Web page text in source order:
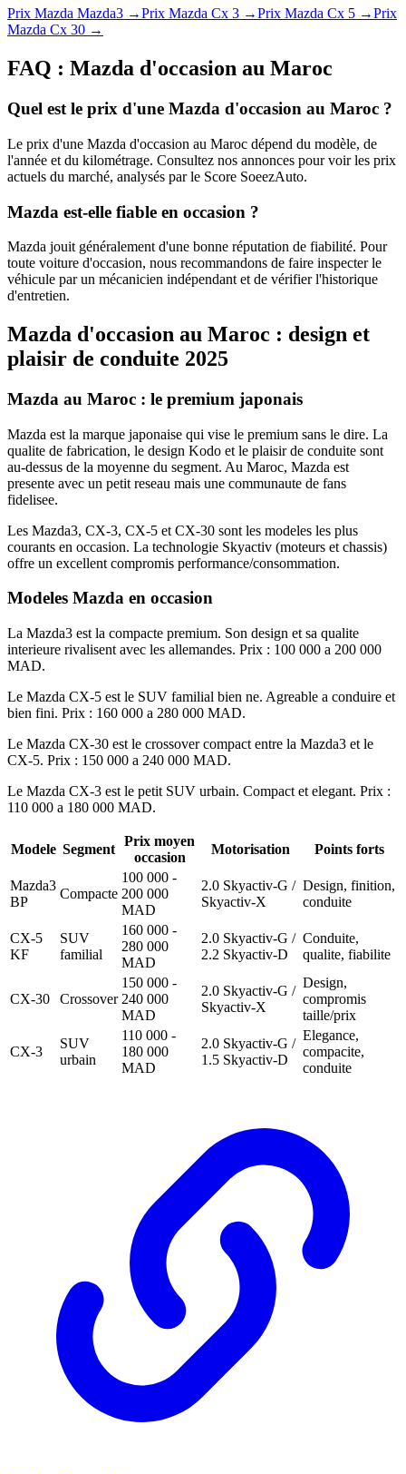
Prix Mazda Mazda3 →Prix Mazda Cx 3 →Prix Mazda Cx 5 →Prix
Mazda Cx 30 →
FAQ : Mazda d'occasion au Maroc
Quel est le prix d'une Mazda d'occasion au Maroc ?
Le prix d'une Mazda d'occasion au Maroc dépend du modèle, de
l'année et du kilométrage. Consultez nos annonces pour voir les prix
actuels du marché, analysés par le Score SoeezAuto.
Mazda est-elle fiable en occasion ?
Mazda jouit généralement d'une bonne réputation de fiabilité. Pour
toute voiture d'occasion, nous recommandons de faire inspecter le
véhicule par un mécanicien indépendant et de vérifier l'historique
d'entretien.
Mazda d'occasion au Maroc : design et
plaisir de conduite 2025
Mazda au Maroc : le premium japonais
Mazda est la marque japonaise qui vise le premium sans le dire. La
qualite de fabrication, le design Kodo et le plaisir de conduite sont
au-dessus de la moyenne du segment. Au Maroc, Mazda est
presente avec un petit reseau mais une communaute de fans
fidelisee.
Les Mazda3, CX-3, CX-5 et CX-30 sont les modeles les plus
courants en occasion. La technologie Skyactiv (moteurs et chassis)
offre un excellent compromis performance/consommation.
Modeles Mazda en occasion
La Mazda3 est la compacte premium. Son design et sa qualite
interieure rivalisent avec les allemandes. Prix : 100 000 a 200 000
MAD.
Le Mazda CX-5 est le SUV familial bien ne. Agreable a conduire et
bien fini. Prix : 160 000 a 280 000 MAD.
Le Mazda CX-30 est le crossover compact entre la Mazda3 et le
CX-5. Prix : 150 000 a 240 000 MAD.
Le Mazda CX-3 est le petit SUV urbain. Compact et elegant. Prix :
110 000 a 180 000 MAD.
Modele Segment
Prix moyen
occasion
Motorisation Points forts
Mazda3
BP
Compacte
100 000 -
200 000
MAD
2.0 Skyactiv-G /
Skyactiv-X
Design, finition,
conduite
CX-5
KF
SUV
familial
160 000 -
280 000
MAD
2.0 Skyactiv-G /
2.2 Skyactiv-D
Conduite,
qualite, fiabilite
CX-30 Crossover
150 000 -
240 000
MAD
2.0 Skyactiv-G /
Skyactiv-X
Design,
compromis
taille/prix
CX-3
SUV
urbain
110 000 -
180 000
MAD
2.0 Skyactiv-G /
1.5 Skyactiv-D
Elegance,
compacite,
conduite